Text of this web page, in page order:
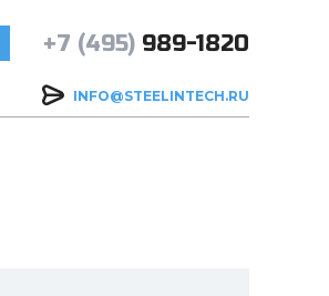
+7 (495) 989-1820
INFO@STEELINTECH.RU